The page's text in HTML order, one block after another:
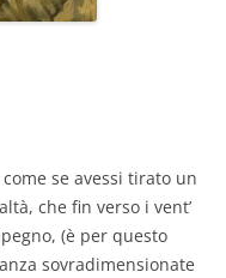
se avessi tirato un
che fin verso i vent’
(è per questo
sovradimensionate